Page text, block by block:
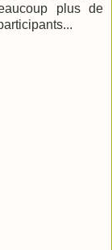
plus de